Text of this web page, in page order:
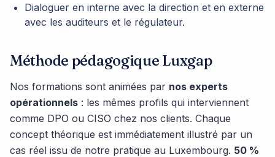
Dialoguer en interne avec la direction et en externe
avec les auditeurs et le régulateur.
Méthode pédagogique Luxgap
Nos formations sont animées par nos experts
opérationnels : les mêmes profils qui interviennent
comme DPO ou CISO chez nos clients. Chaque
concept théorique est immédiatement illustré par un
cas réel issu de notre pratique au Luxembourg. 50 %